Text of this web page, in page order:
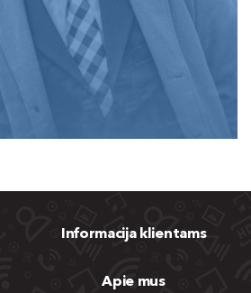
Informacija klientams
Apie mus